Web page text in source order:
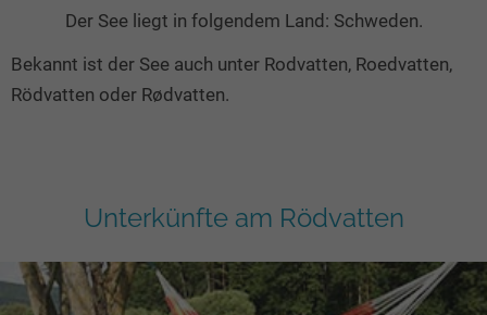
Der See liegt in folgendem Land: Schweden.
Bekannt ist der See auch unter Rodvatten, Roedvatten,
Rödvatten oder Rødvatten.
Unterkünfte am Rödvatten